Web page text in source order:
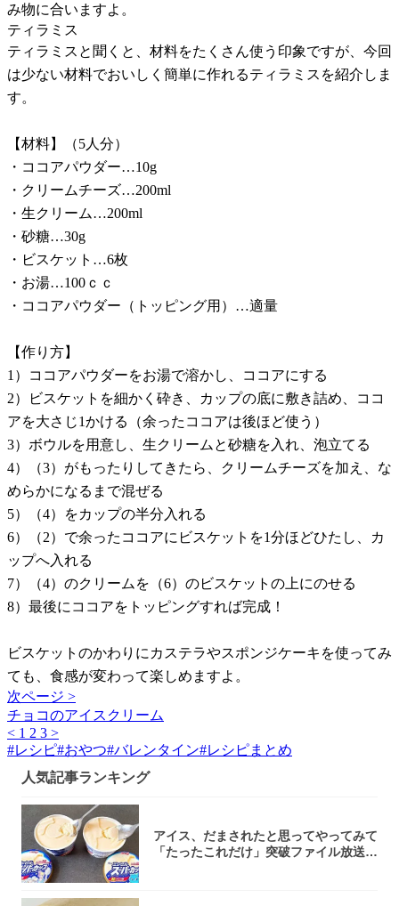
み物に合いますよ。
ティラミス
ティラミスと聞くと、材料をたくさん使う印象ですが、今回
は少ない材料でおいしく簡単に作れるティラミスを紹介しま
す。
【材料】（5人分）
・ココアパウダー…10g
・クリームチーズ…200ml
・生クリーム…200ml
・砂糖…30g
・ビスケット…6枚
・お湯…100ｃｃ
・ココアパウダー（トッピング用）…適量
【作り方】
1）ココアパウダーをお湯で溶かし、ココアにする
2）ビスケットを細かく砕き、カップの底に敷き詰め、ココ
アを大さじ1かける（余ったココアは後ほど使う）
3）ボウルを用意し、生クリームと砂糖を入れ、泡立てる
4）（3）がもったりしてきたら、クリームチーズを加え、な
めらかになるまで混ぜる
5）（4）をカップの半分入れる
6）（2）で余ったココアにビスケットを1分ほどひたし、カ
ップへ入れる
7）（4）のクリームを（6）のビスケットの上にのせる
8）最後にココアをトッピングすれば完成！
ビスケットのかわりにカステラやスポンジケーキを使ってみ
ても、食感が変わって楽しめますよ。
次ページ >
チョコのアイスクリーム
< 1 2 3 >
#レシピ#おやつ#バレンタイン#レシピまとめ
人気記事ランキング
アイス、だまされたと思ってやってみて
「たったこれだけ」突破ファイル放送で